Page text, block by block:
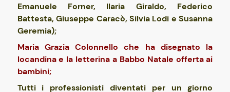
Emanuele Forner, Ilaria Giraldo, Federico
Battesta, Giuseppe Caracò, Silvia Lodi e Susanna
Geremia);
Maria Grazia Colonnello che ha disegnato la
locandina e la letterina a Babbo Natale offerta ai
bambini;
Tutti i professionisti diventati per un giorno